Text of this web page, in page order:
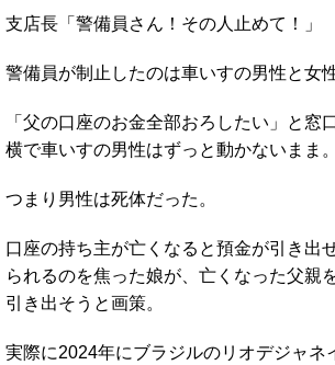
支店長「警備員さん！その人止めて！」
警備員が制止したのは車いすの男性と女
「父の口座のお金全部おろしたい」と窓
横で車いすの男性はずっと動かないまま。
つまり男性は死体だった。
口座の持ち主が亡くなると預金が引き出
られるのを焦った娘が、亡くなった父親
引き出そうと画策。
実際に2024年にブラジルのリオデジャネ